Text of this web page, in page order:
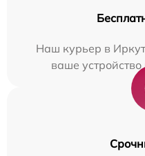
Наш курьер в
ваше